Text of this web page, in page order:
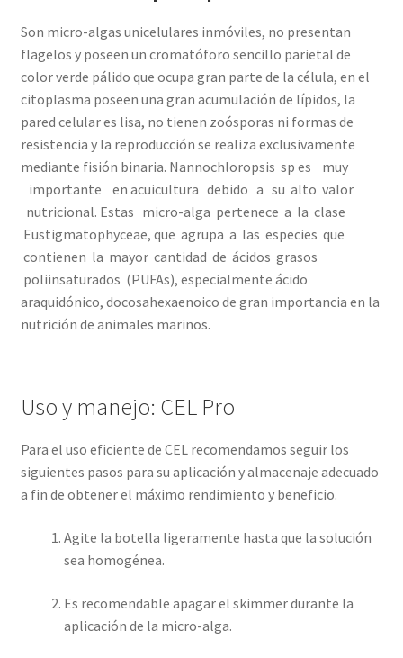
Son micro-algas unicelulares inmóviles, no presentan
flagelos y poseen un cromatóforo sencillo parietal de
color verde pálido que ocupa gran parte de la célula, en el
citoplasma poseen una gran acumulación de lípidos, la
pared celular es lisa, no tienen zoósporas ni formas de
resistencia y la reproducción se realiza exclusivamente
mediante fisión binaria. Nannochloropsis sp es muy
importante en acuicultura debido a su alto valor
nutricional. Estas micro-alga pertenece a la clase
Eustigmatophyceae, que agrupa a las especies que
contienen la mayor cantidad de ácidos grasos
poliinsaturados (PUFAs), especialmente ácido
araquidónico, docosahexaenoico de gran importancia en la
nutrición de animales marinos.
Uso y manejo: CEL Pro
Para el uso eficiente de CEL recomendamos seguir los
siguientes pasos para su aplicación y almacenaje adecuado
a fin de obtener el máximo rendimiento y beneficio.
Agite la botella ligeramente hasta que la solución
sea homogénea.
Es recomendable apagar el skimmer durante la
aplicación de la micro-alga.